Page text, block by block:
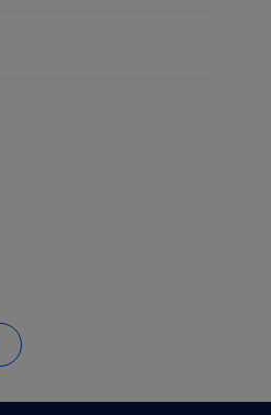
informatie voor Inhoud kom tot
voor Vermogen
voor Afmetingen (hxbxd)
informatie voor EAN